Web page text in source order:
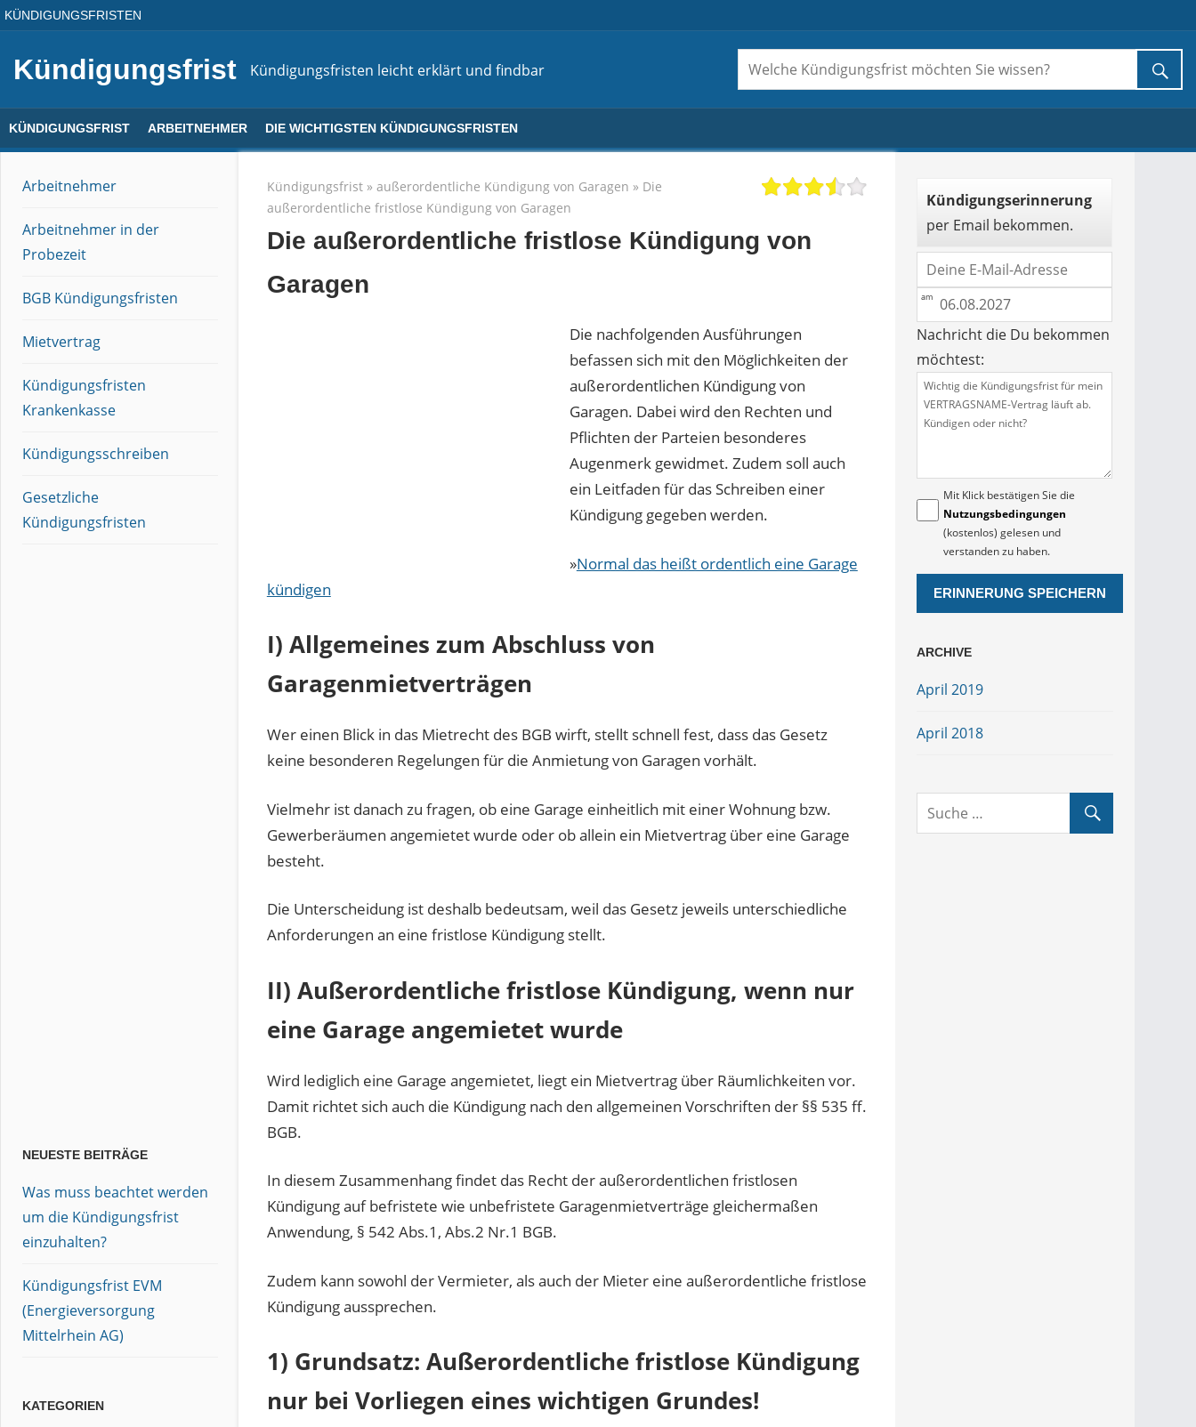
Direkt
Inhalt
KÜNDIGUNGSFRISTEN
Kündigungsfrist Kündigungsfristen leicht erklärt und findbar
KÜNDIGUNGSFRIST ARBEITNEHMER DIE WICHTIGSTEN KÜNDIGUNGSFRISTEN
Kündigungsfrist» außerordentliche Kündigung von Garagen » Die
außerordentliche fristlose Kündigung von Garagen
Die außerordentliche fristlose Kündigung von
Garagen
Die nachfolgenden Ausführungen
befassen sich mit den Möglichkeiten der
außerordentlichen Kündigung von
Garagen. Dabei wird den Rechten und
Pflichten der Parteien besonderes
Augenmerk gewidmet. Zudem soll auch
ein Leitfaden für das Schreiben einer
Kündigung gegeben werden.
»Normal das heißt ordentlich eine Garage
kündigen
I) Allgemeines zum Abschluss von
Garagenmietverträgen
Wer einen Blick in das Mietrecht des BGB wirft, stellt schnell fest, dass das Gesetz
keine besonderen Regelungen für die Anmietung von Garagen vorhält.
Vielmehr ist danach zu fragen, ob eine Garage einheitlich mit einer Wohnung bzw.
Gewerberäumen angemietet wurde oder ob allein ein Mietvertrag über eine Garage
besteht.
Die Unterscheidung ist deshalb bedeutsam, weil das Gesetz jeweils unterschiedliche
Anforderungen an eine fristlose Kündigung stellt.
II) Außerordentliche fristlose Kündigung, wenn nur
eine Garage angemietet wurde
Wird lediglich eine Garage angemietet, liegt ein Mietvertrag über Räumlichkeiten vor.
Damit richtet sich auch die Kündigung nach den allgemeinen Vorschriften der §§ 535 ff.
BGB.
In diesem Zusammenhang findet das Recht der außerordentlichen fristlosen
Kündigung auf befristete wie unbefristete Garagenmietverträge gleichermaßen
Anwendung, § 542 Abs.1, Abs.2 Nr.1 BGB.
Zudem kann sowohl der Vermieter, als auch der Mieter eine außerordentliche fristlose
Kündigung aussprechen.
1) Grundsatz: Außerordentliche fristlose Kündigung
nur bei Vorliegen eines wichtigen Grundes!
Arbeitnehmer
Arbeitnehmer in der
Probezeit
BGB Kündigungsfristen
Mietvertrag
Kündigungsfristen
Krankenkasse
Kündigungsschreiben
Gesetzliche
Kündigungsfristen
NEUESTE BEITRÄGE
Was muss beachtet werden
um die Kündigungsfrist
einzuhalten?
Kündigungsfrist EVM
(Energieversorgung
Mittelrhein AG)
KATEGORIEN
Kündigungserinnerung
per Email bekommen.
Nachricht die Du bekommen
möchtest:
Mit Klick bestätigen Sie die
Nutzungsbedingungen
(kostenlos) gelesen und
verstanden zu haben.
ARCHIVE
April 2019
April 2018